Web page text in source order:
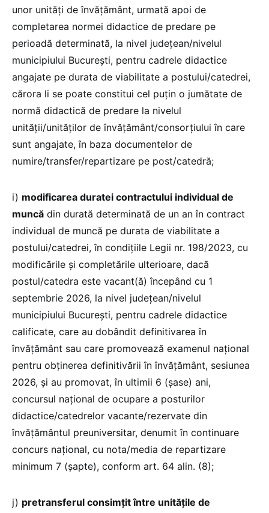
unor unităţi de învățământ, urmată apoi de
completarea normei didactice de predare pe
perioadă determinată, la nivel județean/nivelul
municipiului București, pentru cadrele didactice
angajate pe durata de viabilitate a postului/catedrei,
cărora li se poate constitui cel puţin o jumătate de
normă didactică de predare la nivelul
unității/unităților de învățământ/consorțiului în care
sunt angajate, în baza documentelor de
numire/transfer/repartizare pe post/catedră;
i) modificarea duratei contractului individual de
muncă din durată determinată de un an în contract
individual de muncă pe durata de viabilitate a
postului/catedrei, în condițiile Legii nr. 198/2023, cu
modificările şi completările ulterioare, dacă
postul/catedra este vacant(ă) începând cu 1
septembrie 2026, la nivel județean/nivelul
municipiului București, pentru cadrele didactice
calificate, care au dobândit definitivarea în
învățământ sau care promovează examenul național
pentru obținerea definitivării în învățământ, sesiunea
2026, şi au promovat, în ultimii 6 (şase) ani,
concursul naţional de ocupare a posturilor
didactice/catedrelor vacante/rezervate din
învățământul preuniversitar, denumit în continuare
concurs național, cu nota/media de repartizare
minimum 7 (șapte), conform art. 64 alin. (8);
j) pretransferul consimţit între unităţile de